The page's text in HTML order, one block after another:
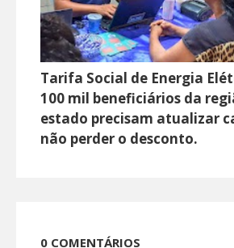
Tarifa Social de Energia
100 mil beneficiários da
estado precisam atualizar
não perder o desconto.
0 COMENTÁRIOS